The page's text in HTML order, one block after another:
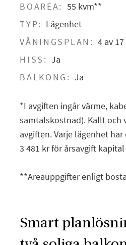
BOAREA: 55 kvm**
TYP: Lägenhet
VÅNINGSPLAN: 4 av 17
HISS: Ja
BALKONG: Ja
*I avgiften ingår värme,
samtalskostnad). Kallt och
avgiften. Varje lägenhet
3 481 kr för årsavgift
**Areauppgifter enligt
Smart